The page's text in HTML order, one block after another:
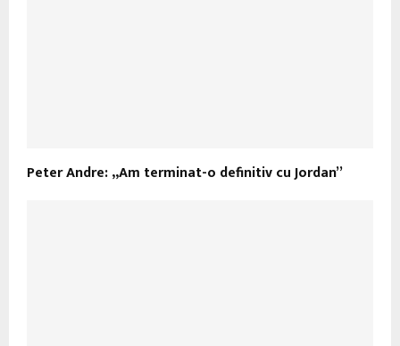
Peter Andre: „Am terminat-o definitiv cu Jordan”